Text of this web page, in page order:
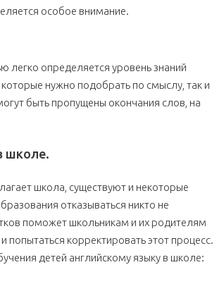
особое внимание.
легко определяется уровень знаний
нужно подобрать по смыслу, так и
быть пропущены окончания слов, на
школе.
школа, существуют и некоторые
отказываться никто не
поможет школьникам и их родителям
попытаться корректировать этот процесс.
детей английскому языку в школе: